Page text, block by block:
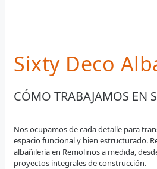
Sixty Deco
CÓMO TRABAJAMOS EN
Nos ocupamos de cada detalle para
espacio funcional y bien estructurado.
albañilería en Remolinos a medida,
proyectos integrales de construcción.